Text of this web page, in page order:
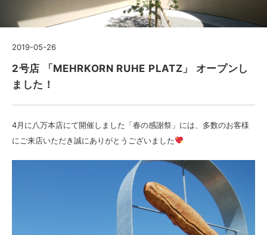
2019-05-26
2号店 「MEHRKORN RUHE PLATZ」 オープンし
ました！
4月に八万本店にて開催しました「春の感謝祭」には、多数のお客様
にご来店いただき誠にありがとうございました